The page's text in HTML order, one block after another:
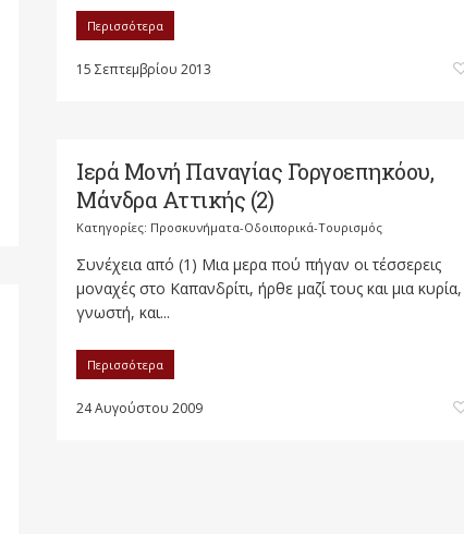
Περισσότερα
15 Σεπτεμβρίου 2013
Ιερά Μονή Παναγίας Γοργοεπηκόου,
Μάνδρα Αττικής (2)
Κατηγορίες: Προσκυνήματα-Οδοιπορικά-Τουρισμός
Συνέχεια από (1) Μια μερα πού πήγαν οι τέσσερεις
μοναχές στο Καπανδρίτι, ήρθε μαζί τους και μια κυρία,
γνωστή, και...
Περισσότερα
24 Αυγούστου 2009